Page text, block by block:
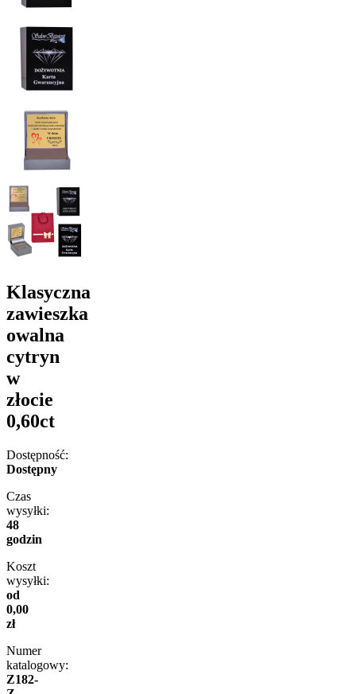
Klasyczna
zawieszka
owalna
cytryn
w
złocie
0,60ct
Dostępność:
Dostępny
Czas
wysyłki:
48
godzin
Koszt
wysyłki:
od
0,00
zł
Numer
katalogowy:
Z182-